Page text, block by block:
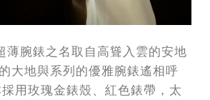
腕錶之名取自高聳入雲的安地
大地與系列的優雅腕錶遙相呼
用玫瑰金錶殼、紅色錶帶，太